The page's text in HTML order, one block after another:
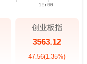
创业板指
3563.12
47.56(1.35%)